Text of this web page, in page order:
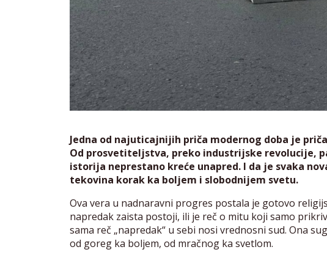
Jedna od najuticajnijih priča modernog doba je
Od prosvetiteljstva, preko industrijske revolucije,
istorija neprestano kreće unapred. I da je svaka
tekovina korak ka boljem i slobodnijem svetu.
Ova vera u nadnaravni progres postala je gotovo
napredak zaista postoji, ili je reč o mitu koji samo
sama reč „napredak“ u sebi nosi vrednosni sud. Ona
od goreg ka boljem, od mračnog ka svetlom.